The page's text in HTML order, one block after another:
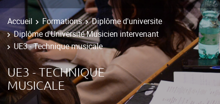
Accueil Formations
Diplôme d'universite
Diplôme d'Université Musicien intervenant
UE3 - Technique musicale
UE3 - TECHNIQUE
MUSICALE